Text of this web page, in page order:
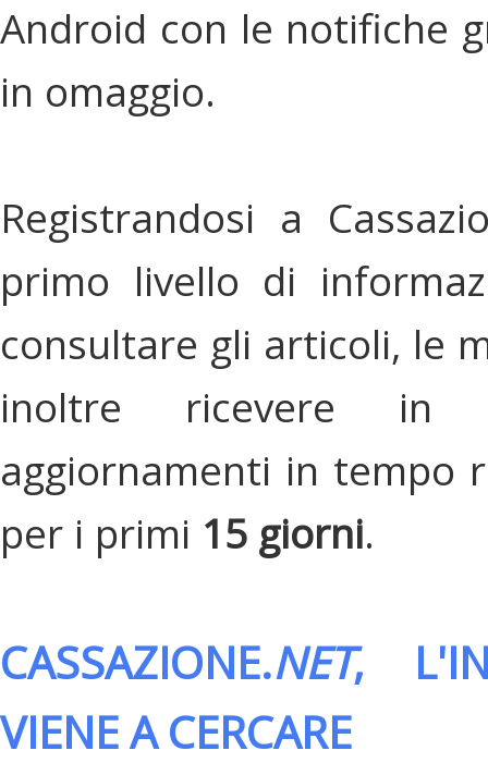
Android con le notifiche
in omaggio.
Registrandosi a
primo livello di
consultare gli articoli, le
inoltre ricevere in
aggiornamenti in tempo
per i primi 15 giorni.
CASSAZIONE.NET,
VIENE A CERCARE